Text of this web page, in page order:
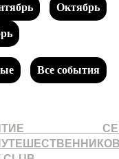
Октябрь
Все события